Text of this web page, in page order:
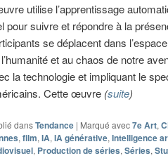
utilise l’apprentissage
pour suivre et répondre à la
se déplacent dans
et au chaos de notre
la technologie et impliquant le
Cette œuvre (suite)
dansTendance | Marqué avec7e Art,
, film, IA, IA générative, Intelligence
, Production de séries, Séries,